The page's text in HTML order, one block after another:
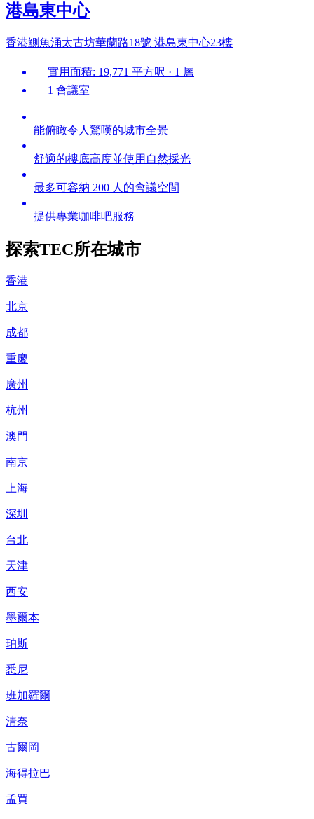
港島東中心
香港鰂魚涌太古坊華蘭路18號 港島東中心23樓
實用面積: 19,771 平方呎 · 1 層
1 會議室
能俯瞰令人驚嘆的城市全景
舒適的樓底高度並使用自然採光
最多可容納 200 人的會議空間
提供專業咖啡吧服務
探索TEC所在城市
香港
北京
成都
重慶
廣州
杭州
澳門
南京
上海
深圳
台北
天津
西安
墨爾本
珀斯
悉尼
班加羅爾
清奈
古爾岡
海得拉巴
孟買